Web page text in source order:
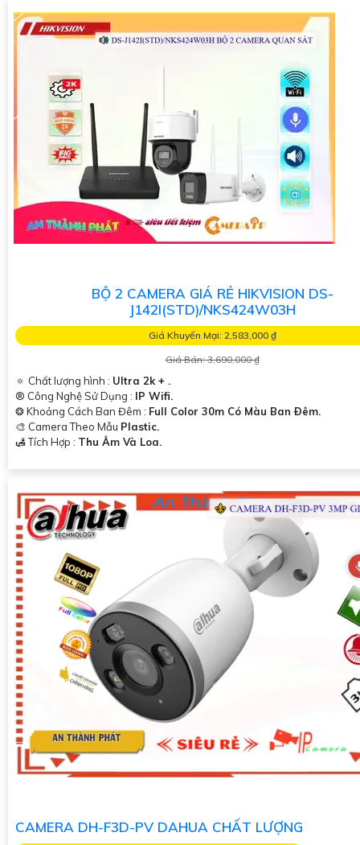
sắc nét, màu sắc trung thực ngay cả khi ánh sáng yếu. 🥇
Tính năng phù hợp cho địa điểm thiếu ánh sáng: Đây là lựa
trong môi trường thiếu ánh sáng.
Công nghệ hỗ trợ: Camera Starlight thường đi kèm với các
công nghệ hỗ trợ khác như hồng ngoại, giúp cải thiện khả năng
quan sát vào ban đêm.
Để tìm hiểu thêm về các sản phẩm Camera Starlight Có Màu
Ánh Sáng Yếu và các công nghệ phù hợp, bạn có thể tham
khảo trực tiếp tại các cửa hàng chuyên về thiết bị an ninh
hoặc trên các trang web uy tín cung cấp các sản phẩm công
nghệ. Chúc bạn tìm được sự lựa chọn phù hợp cho nhu cầu của
BỘ 2 CAMERA GIÁ RẺ HIKVISION DS-
J142I(STD)/NKS424W03H
Giá Khuyến Mại: 2,583,000 ₫
Giá Bán: 3,690,000 ₫
🔅 Chất lượng hình : Ultra 2k + .
®️ Công Nghệ Sử Dụng : IP Wifi.
❂ Khoảng Cách Ban Đêm : Full Color 30m Có Màu Ban Ðêm.
🎨 Camera Theo Mẫu Plastic.
️🛃 Tích Hợp : Thu Âm Và Loa.
CAMERA DH-F3D-PV DAHUA CHẤT LƯỢNG